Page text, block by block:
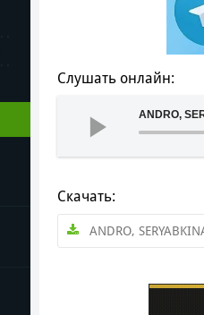
Слушать онлайн:
ANDRO,
Скачать:
ANDRO,